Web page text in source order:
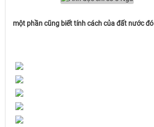
một phần cũng biết tính cách của đất nước đó